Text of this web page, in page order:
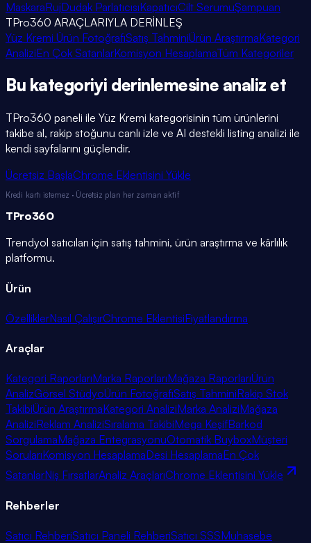
MaskaraRujDudak ParlatıcısıKapatıcıCilt SerumuŞampuan
TPro360 ARAÇLARIYLA DERİNLEŞ
Yüz Kremi Ürün FotoğrafıSatış TahminiÜrün AraştırmaKategori
AnaliziEn Çok SatanlarKomisyon HesaplamaTüm Kategoriler
Bu kategoriyi derinlemesine analiz et
TPro360 paneli ile Yüz Kremi kategorisinin tüm ürünlerini
takibe al, rakip stoğunu canlı izle ve AI destekli listing analizi ile
kendi sayfalarını güçlendir.
Ücretsiz BaşlaChrome Eklentisini Yükle
Kredi kartı istemez · Ücretsiz plan her zaman aktif
TPro360
Trendyol satıcıları için satış tahmini, ürün araştırma ve kârlılık
platformu.
Ürün
ÖzelliklerNasıl ÇalışırChrome EklentisiFiyatlandırma
Araçlar
Kategori RaporlarıMarka RaporlarıMağaza RaporlarıÜrün
AnalizGörsel StüdyoÜrün FotoğrafıSatış TahminiRakip Stok
TakibiÜrün AraştırmaKategori AnaliziMarka AnaliziMağaza
AnaliziReklam AnaliziSıralama TakibiMega KeşifBarkod
SorgulamaMağaza EntegrasyonuOtomatik BuyboxMüşteri
SorularıKomisyon HesaplamaDesi HesaplamaEn Çok
SatanlarNiş FırsatlarAnaliz AraçlarıChrome Eklentisini Yükle
Rehberler
Satıcı RehberiSatıcı Paneli RehberiSatıcı SSSMuhasebe